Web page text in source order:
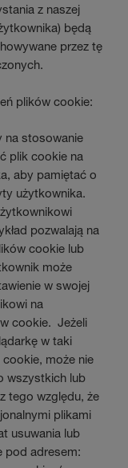
z naszej
będą
przez tę
plików cookie:
na stosowanie
plik cookie na
aby pamiętać o
użytkownika.
pozwalają na
cookie lub
może
w swojej
na
cookie. Jeżeli
w taki
może nie
wszystkich lub
tego względu, że
plikami
usuwania lub
pod adresem: